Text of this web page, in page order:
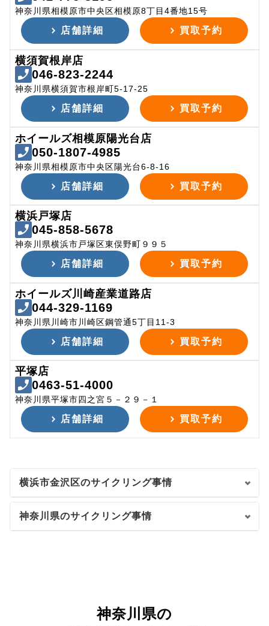
神奈川県相模原市中央区相模原8丁目4番地15号
店舗詳細 買取予約
横須賀根岸店
046-823-2244
神奈川県横須賀市根岸町5-17-25
店舗詳細 買取予約
ホイールズ相模原陽光台店
050-1807-4985
神奈川県相模原市中央区陽光台6-8-16
店舗詳細 買取予約
横浜戸塚店
045-858-5678
神奈川県横浜市戸塚区東俣野町９９５
店舗詳細 買取予約
ホイールズ川崎産業道路店
044-329-1169
神奈川県川崎市川崎区鋼管通5丁目11-3
店舗詳細 買取予約
平塚店
0463-51-4000
神奈川県平塚市四之宮５－２９－１
店舗詳細 買取予約
横浜市金沢区のサイクリング事情
神奈川県のサイクリング事情
神奈川県の